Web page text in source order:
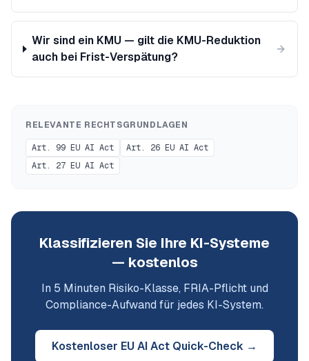
Wir sind ein KMU — gilt die KMU-Reduktion
auch bei Frist-Verspätung?
RELEVANTE RECHTSGRUNDLAGEN
Art. 99 EU AI Act
Art. 26 EU AI Act
Art. 27 EU AI Act
Klassifizieren Sie Ihre KI-Systeme
— kostenlos
In 5 Minuten Risiko-Klasse, FRIA-Pflicht und
Compliance-Aufwand für jedes KI-System.
Kostenloser EU AI Act Quick-Check →